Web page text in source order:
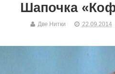
Шапочка
Две Нитки 22.09.2014